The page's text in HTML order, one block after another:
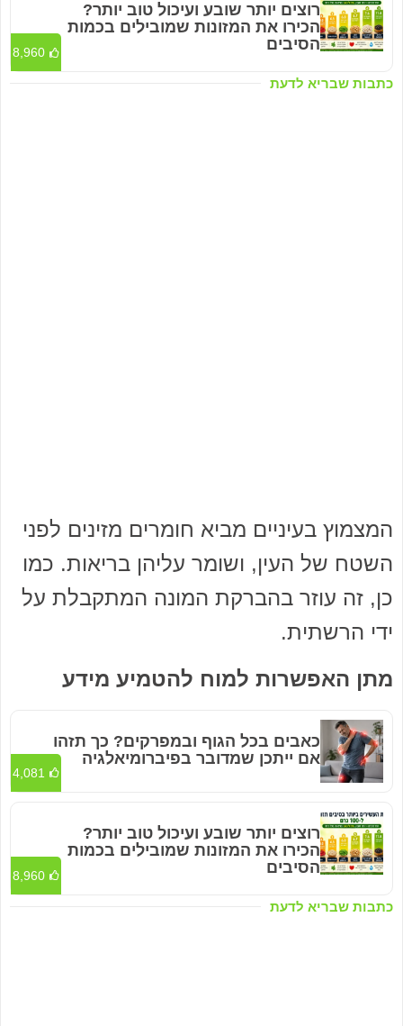
כתבות שבריא לדעת
רוצים יותר שובע ועיכול טוב יותר?
הכירו את המזונות שמובילים בכמות
הסיבים
8,960
המצמוץ בעיניים מביא חומרים מזינים לפני
השטח של העין, ושומר עליהן בריאות. כמו
כן, זה עוזר בהברקת המונה המתקבלת על
ידי הרשתית.
מתן האפשרות למוח להטמיע מידע
כתבות שבריא לדעת
כאבים בכל הגוף ובמפרקים? כך תזהו
אם ייתכן שמדובר בפיברומיאלגיה
4,081
רוצים יותר שובע ועיכול טוב יותר?
הכירו את המזונות שמובילים בכמות
הסיבים
8,960